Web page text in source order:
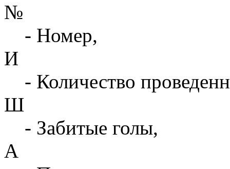
№
- Номер,
И
- Количество
Ш
- Забитые голы,
А